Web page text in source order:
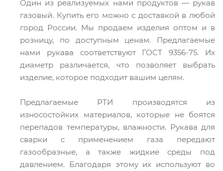
Один из реализуемых нами продуктов — рукав
газовый. Купить его можно с доставкой в любой
город России. Мы продаем изделия оптом и в
розницу, по доступным ценам. Предлагаемые
нами рукава соответствуют ГОСТ 9356-75. Их
диаметр различается, что позволяет выбрать
изделие, которое подходит вашим целям.
Предлагаемые РТИ производятся из
износостойких материалов, которые не боятся
перепадов температуры, влажности. Рукава для
сварки с применением газа передают
газообразные, а также жидкие среды под
давлением. Благодаря этому их используют во